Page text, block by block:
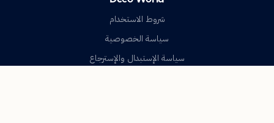
شروط الاستخدام
سياسة الخصوصية
سياسة الإستبدال والإسترجاع